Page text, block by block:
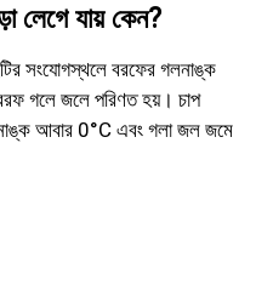
লেগে যায় কেন?
সংযোগস্থলে বরফের গলনাঙ্ক
গলে জলে পরিণত হয়। চাপ
আবার 0°C এবং গলা জল জমে